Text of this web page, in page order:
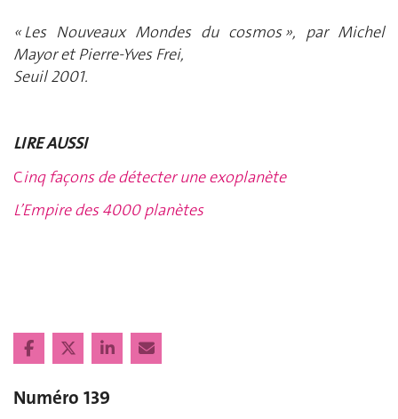
« Les Nouveaux Mondes du cosmos », par Michel
Mayor et Pierre-Yves Frei,
Seuil 2001.
LIRE AUSSI
Cinq façons de détecter une exoplanète
L’Empire des 4000 planètes
Numéro 139